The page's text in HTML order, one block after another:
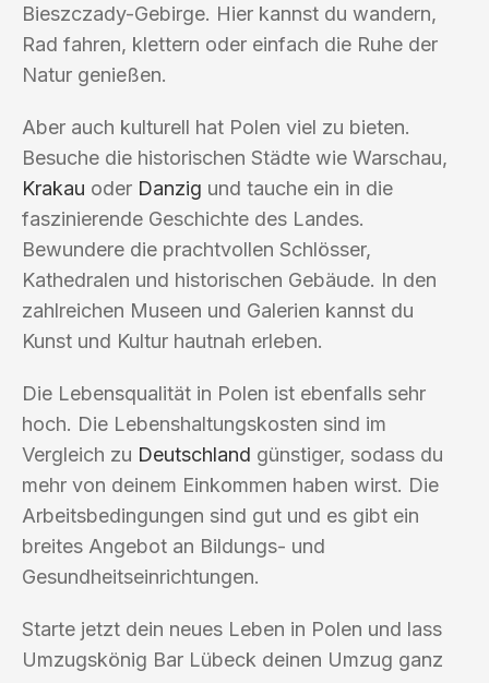
Bieszczady-Gebirge. Hier kannst du wandern,
Rad fahren, klettern oder einfach die Ruhe der
Natur genießen.
Aber auch kulturell hat Polen viel zu bieten.
Besuche die historischen Städte wie Warschau,
Krakau oder Danzig und tauche ein in die
faszinierende Geschichte des Landes.
Bewundere die prachtvollen Schlösser,
Kathedralen und historischen Gebäude. In den
zahlreichen Museen und Galerien kannst du
Kunst und Kultur hautnah erleben.
Die Lebensqualität in Polen ist ebenfalls sehr
hoch. Die Lebenshaltungskosten sind im
Vergleich zu Deutschland günstiger, sodass du
mehr von deinem Einkommen haben wirst. Die
Arbeitsbedingungen sind gut und es gibt ein
breites Angebot an Bildungs- und
Gesundheitseinrichtungen.
Starte jetzt dein neues Leben in Polen und lass
Umzugskönig Bar Lübeck deinen Umzug ganz